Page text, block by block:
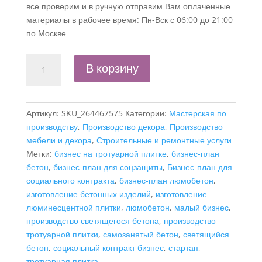
все проверим и в ручную отправим Вам оплаченные
материалы в рабочее время: Пн-Вск с 06:00 до 21:00
по Москве
товара
план
"Производство
светящегося
бетона
(люмобетон)
и
изделий
из
него",
самозанятость
В корзину
Артикул: SKU_264467575 Категории: Мастерская по
производству, Производство декора, Производство
мебели и декора, Строительные и ремонтные услуги
Метки: бизнес на тротуарной плитке, бизнес-план
бетон, бизнес-план для соцзащиты, Бизнес-план для
социального контракта, бизнес-план люмобетон,
изготовление бетонных изделий, изготовление
люминесцентной плитки, люмобетон, малый бизнес,
производство светящегося бетона, производство
тротуарной плитки, самозанятый бетон, светящийся
бетон, социальный контракт бизнес, стартап,